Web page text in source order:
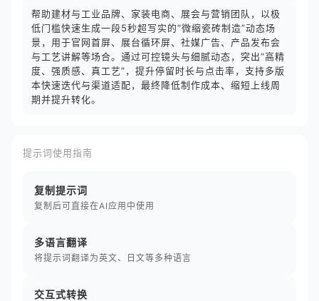
帮助建材与工业品牌、家装电商、展会与营销团队，以极
低门槛快速生成一段5秒超写实的“微缩瓷砖制造”动态场
景，用于官网首屏、展台循环屏、社媒广告、产品发布会
与工艺讲解等场合。通过可控镜头与细腻动态，突出“高精
度、强质感、真工艺”，提升停留时长与点击率，支持多版
本快速迭代与渠道适配，最终降低制作成本、缩短上线周
期并提升转化。
提示词使用指南
复制提示词
复制后可直接在AI应用中使用
多语言翻译
将提示词翻译为英文、日文等多种语言
交互式转换